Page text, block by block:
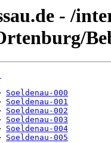
- /
Soeldenau-000
Soeldenau-001
Soeldenau-002
Soeldenau-003
Soeldenau-004
Soeldenau-005